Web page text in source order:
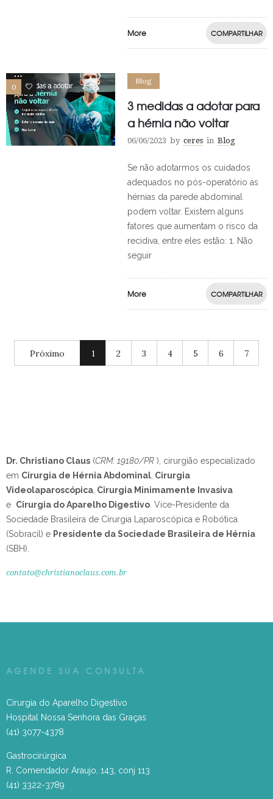
More COMPARTILHAR
0 0
Blog
3 medidas a adotar para
a hérnia não voltar
06/06/2023 by ceres in Blog
Se não adotarmos os cuidados
adequados no pós-operatório as
hérnias da parede abdominal
podem voltar. Existem alguns
fatores que aumentam o risco da
recidiva, entre eles estão: 1. Não
seguir
More COMPARTILHAR
Próximo 1 2 3 4 5 6 7
Dr. Christiano Claus (CRM: 19180/PR ), cirurgião especializado
em Cirurgia de Hérnia Abdominal Cirurgia
Videolaparoscópica Cirurgia Minimamente Invasiva
e Cirurgia do Aparelho Digestivo Vice-Presidente da
Sociedade Brasileira de Cirurgia Laparoscópica e Robótica
(Sobracil) e Presidente da Sociedade Brasileira de Hérnia
(SBH).
contato@christianoclaus.com.br
AGENDE SUA CONSULTA
Cirurgia do Aparelho Digestivo
Hospital Nossa Senhora das Graças
(41) 3077-4378
Gastrocirúrgica
R. Comendador Araujo, 143, conj 113
(41) 3322-3789